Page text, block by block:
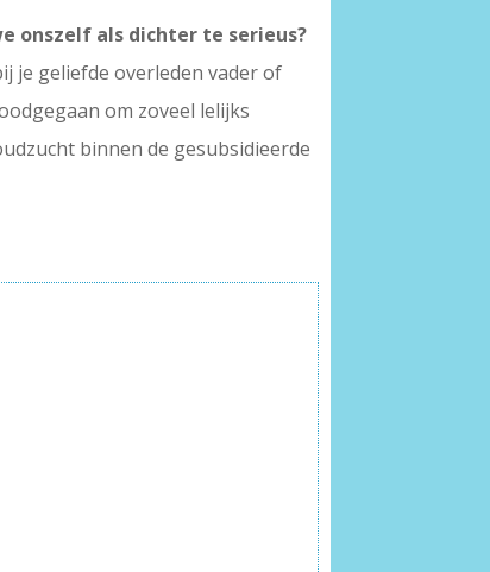
onszelf als dichter te serieus?
je geliefde overleden vader of
om zoveel lelijks
binnen de gesubsidieerde